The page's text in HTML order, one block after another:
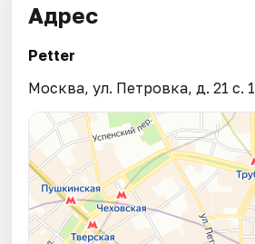
Адрес
Petter
Москва, ул. Петровка, д. 21 с. 1